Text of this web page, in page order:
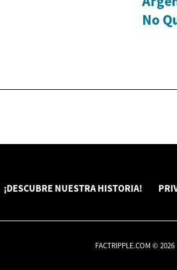
No
¡DESCUBRE NUESTRA HISTORIA!
FACTRIPPLE.COM © 2026